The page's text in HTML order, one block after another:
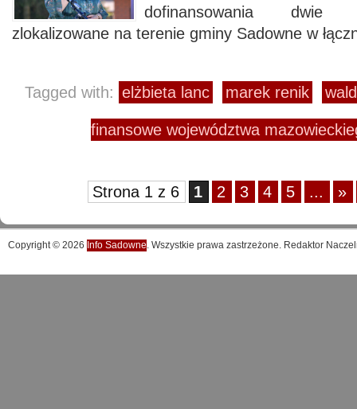
dofinansowania dwie
zlokalizowane na terenie gminy Sadowne w
Tagged with: elżbieta lanc marek renik
finansowe województwa
Strona 1 z 6 1 2 3 4 5 ... »
Copyright © 2026 Info Sadowne. Wszystkie prawa zastrzeżone. Redaktor